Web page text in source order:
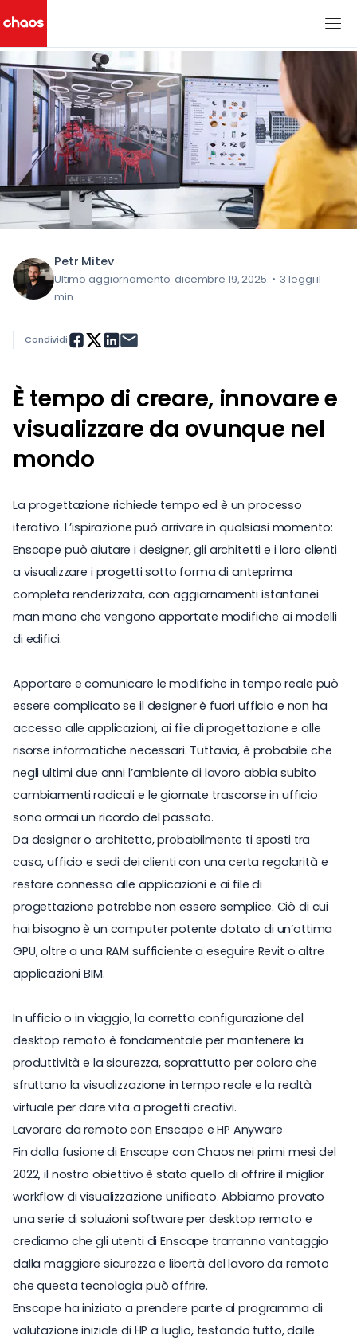
Chaos Logo
< Tutti i post del blog
Petr Mitev
Ultimo aggiornamento: dicembre 19, 2025 • 3 leggi il
min.
È tempo di creare, innovare e
visualizzare da ovunque nel
mondo
La progettazione richiede tempo ed è un processo
iterativo. L’ispirazione può arrivare in qualsiasi momento:
Enscape può aiutare i designer, gli architetti e i loro clienti
a visualizzare i progetti sotto forma di anteprima
completa renderizzata, con aggiornamenti istantanei
man mano che vengono apportate modifiche ai modelli
di edifici.
Apportare e comunicare le modifiche in tempo reale può
essere complicato se il designer è fuori ufficio e non ha
accesso alle applicazioni, ai file di progettazione e alle
risorse informatiche necessari. Tuttavia, è probabile che
negli ultimi due anni l’ambiente di lavoro abbia subito
cambiamenti radicali e le giornate trascorse in ufficio
sono ormai un ricordo del passato.
Da designer o architetto, probabilmente ti sposti tra
casa, ufficio e sedi dei clienti con una certa regolarità e
restare connesso alle applicazioni e ai file di
progettazione potrebbe non essere semplice. Ciò di cui
hai bisogno è un computer potente dotato di un’ottima
GPU, oltre a una RAM sufficiente a eseguire Revit o altre
applicazioni BIM.
In ufficio o in viaggio, la corretta configurazione del
desktop remoto è fondamentale per mantenere la
produttività e la sicurezza, soprattutto per coloro che
sfruttano la visualizzazione in tempo reale e la realtà
virtuale per dare vita a progetti creativi.
Lavorare da remoto con Enscape e HP Anyware
Fin dalla fusione di Enscape con Chaos nei primi mesi del
2022, il nostro obiettivo è stato quello di offrire il miglior
workflow di visualizzazione unificato. Abbiamo provato
una serie di soluzioni software per desktop remoto e
crediamo che gli utenti di Enscape trarranno vantaggio
dalla maggiore sicurezza e libertà del lavoro da remoto
che questa tecnologia può offrire.
Enscape ha iniziato a prendere parte al programma di
valutazione iniziale di HP a luglio, testando tutto, dalle
Condividi